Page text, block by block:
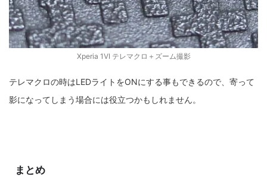
Xperia 1VI テレマクロ＋ズーム撮影
テレマクロの時はLEDライトをONにする事もできるので、寄って
影になってしまう場合には役立つかもしれません。
まとめ